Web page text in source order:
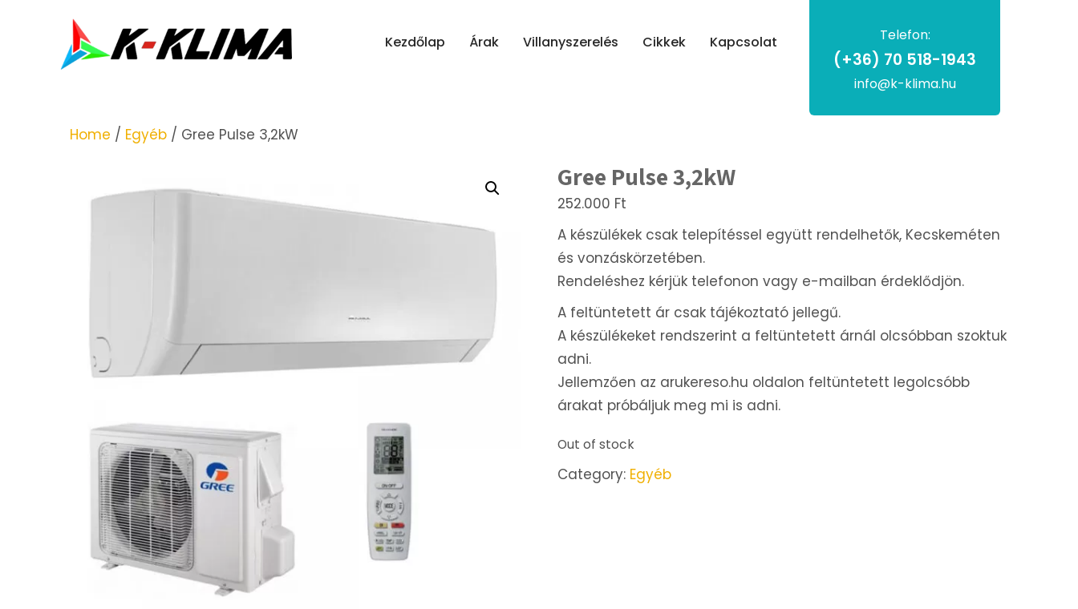
Telefon:
(+36) 70 518-1943
info@k-klima.hu
Kezdőlap Árak Villanyszerelés Cikkek Kapcsolat
Home / Egyéb / Gree Pulse 3,2kW
Gree Pulse 3,2kW
252.000 Ft
A készülékek csak telepítéssel együtt rendelhetők, Kecskeméten
és vonzáskörzetében.
Rendeléshez kérjük telefonon vagy e-mailban érdeklődjön.
A feltüntetett ár csak tájékoztató jellegű.
A készülékeket rendszerint a feltüntetett árnál olcsóbban szoktuk
adni.
Jellemzően az arukereso.hu oldalon feltüntetett legolcsóbb
árakat próbáljuk meg mi is adni.
Out of stock
Category: Egyéb